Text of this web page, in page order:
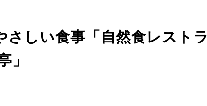
さしい食事「自然食レストラ
」